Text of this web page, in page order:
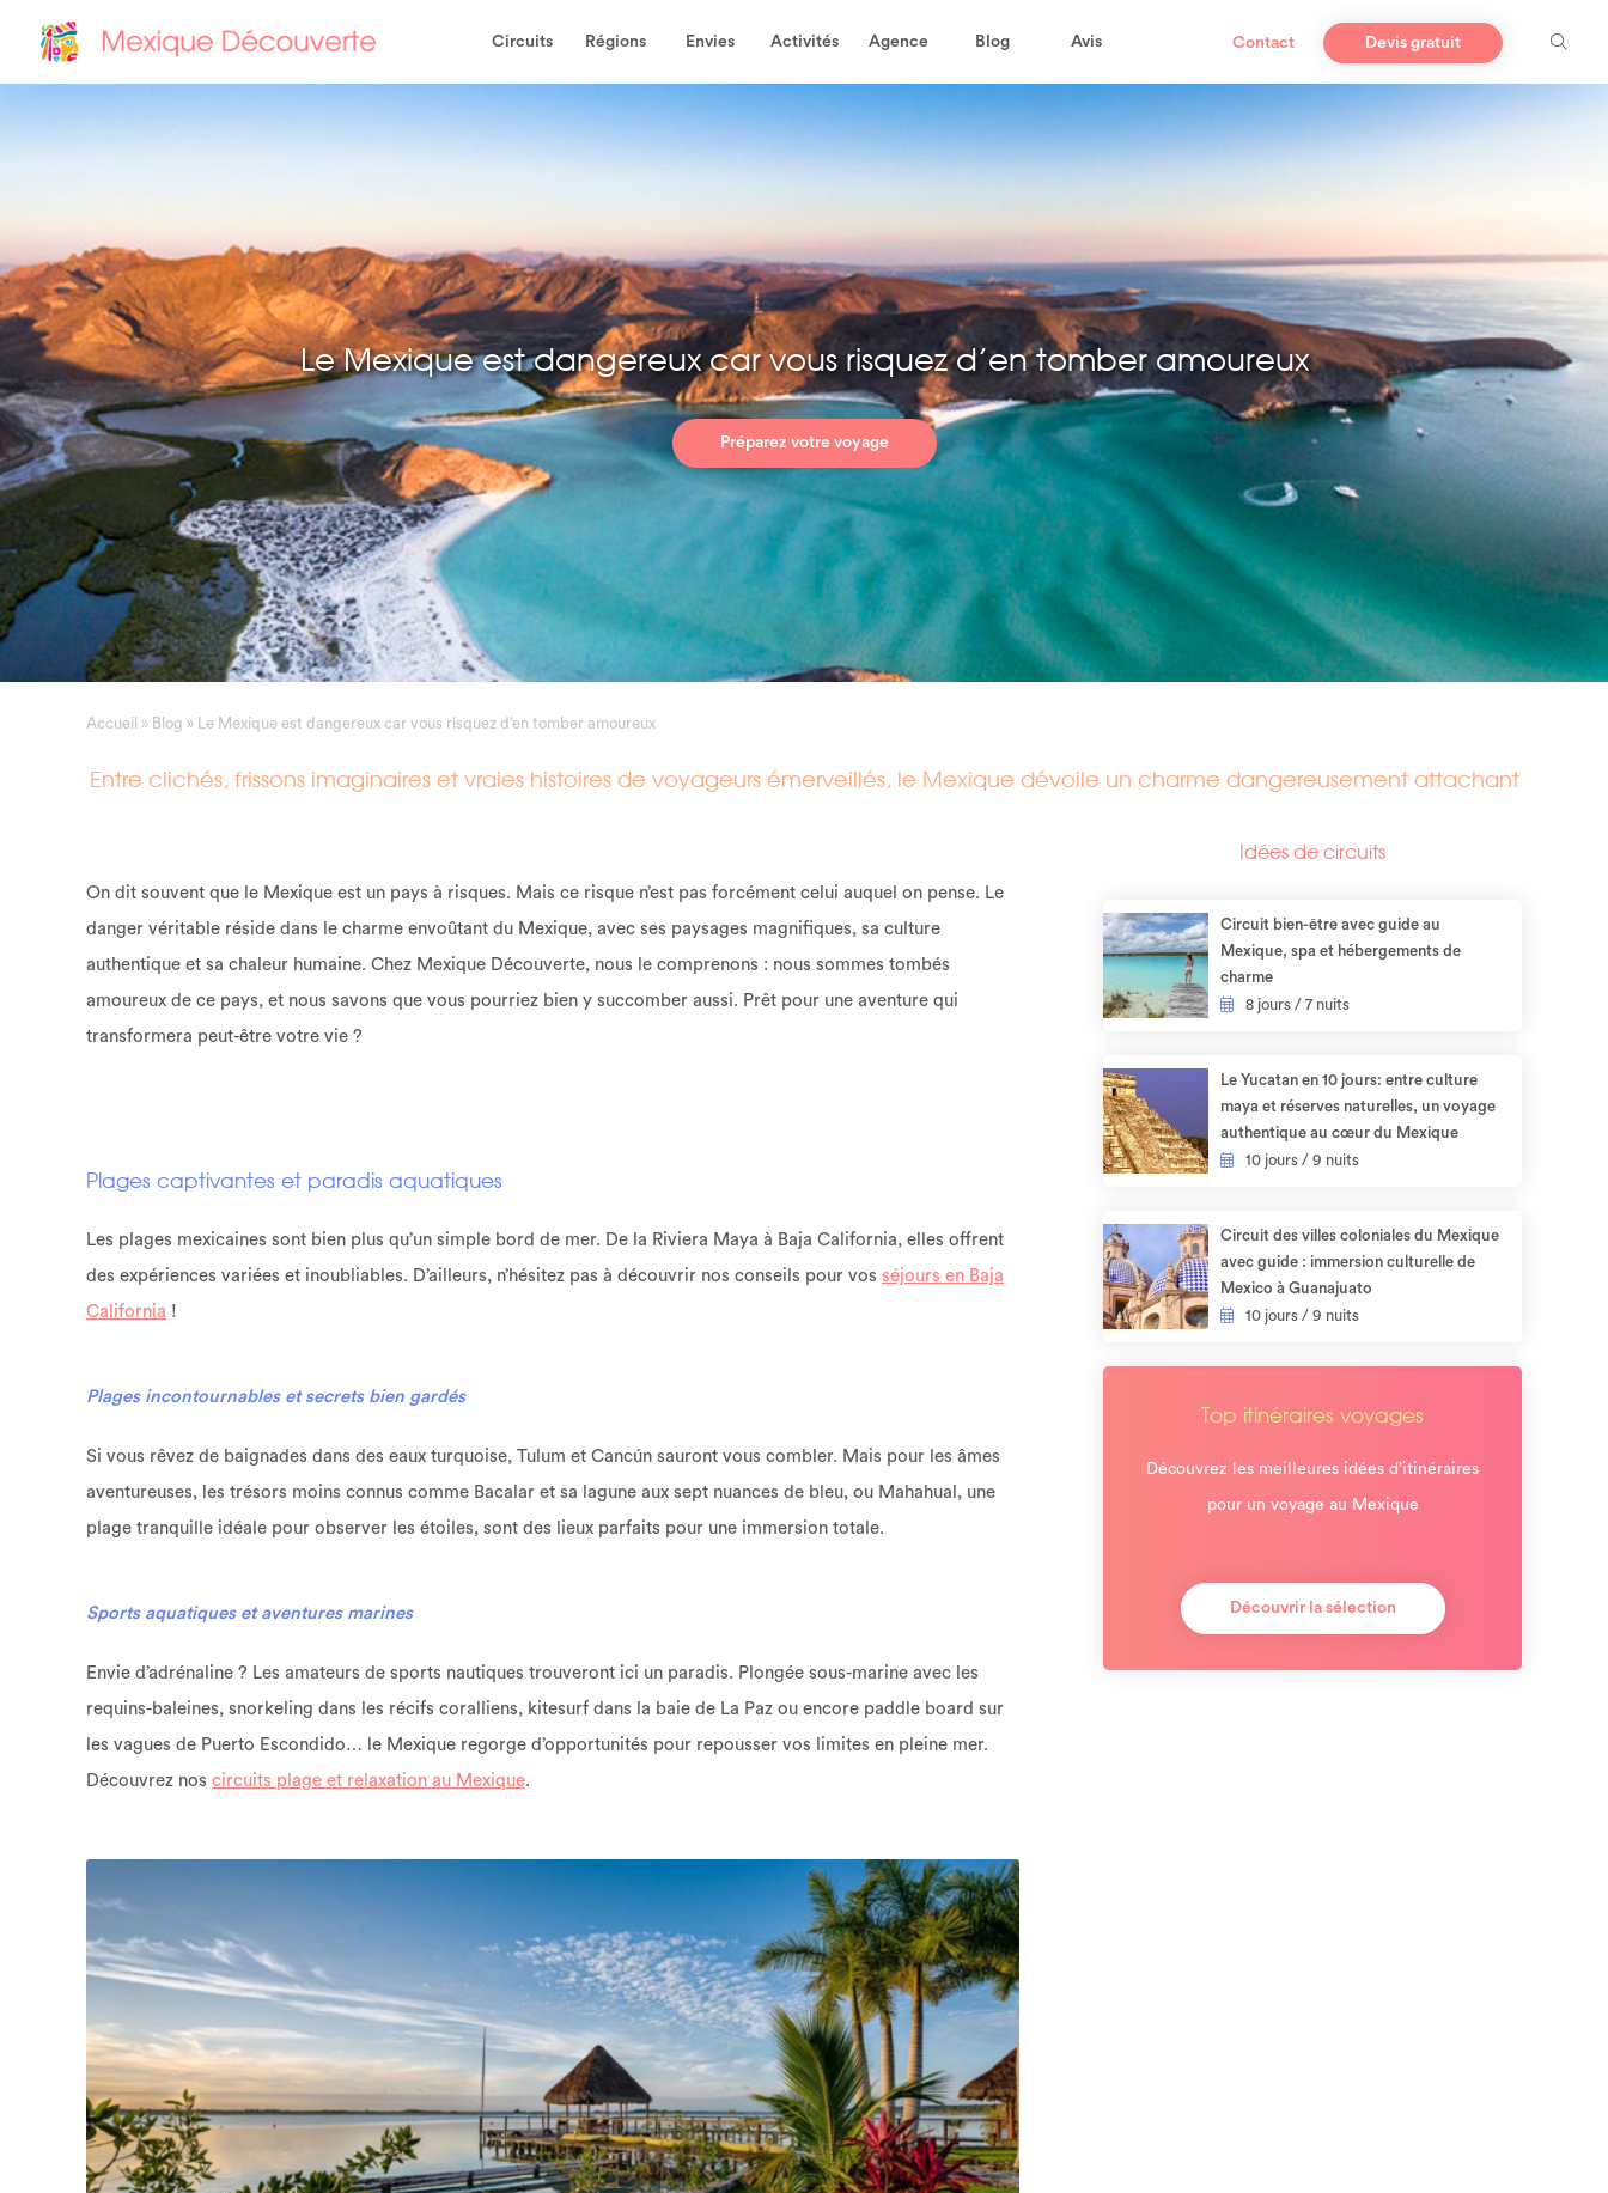
Circuits Régions Envies Activités Agence Blog Avis Contact Devis gratuit
Le Mexique est dangereux car vous risquez d’en tomber amoureux
Préparez votre voyage
Accueil » Blog » Le Mexique est dangereux car vous risquez d’en tomber amoureux
Entre clichés, frissons imaginaires et vraies histoires de voyageurs émerveillés, le Mexique dévoile un charme dangereusement attachant
On dit souvent que le Mexique est un pays à risques. Mais ce risque n’est pas forcément celui auquel on pense. Le
danger véritable réside dans le charme envoûtant du Mexique, avec ses paysages magnifiques, sa culture
authentique et sa chaleur humaine. Chez Mexique Découverte, nous le comprenons : nous sommes tombés
amoureux de ce pays, et nous savons que vous pourriez bien y succomber aussi. Prêt pour une aventure qui
transformera peut-être votre vie ?
Plages captivantes et paradis aquatiques
Les plages mexicaines sont bien plus qu’un simple bord de mer. De la Riviera Maya à Baja California, elles offrent
des expériences variées et inoubliables. D’ailleurs, n’hésitez pas à découvrir nos conseils pour vos séjours en Baja
California !
Plages incontournables et secrets bien gardés
Si vous rêvez de baignades dans des eaux turquoise, Tulum et Cancún sauront vous combler. Mais pour les âmes
aventureuses, les trésors moins connus comme Bacalar et sa lagune aux sept nuances de bleu, ou Mahahual, une
plage tranquille idéale pour observer les étoiles, sont des lieux parfaits pour une immersion totale.
Sports aquatiques et aventures marines
Envie d’adrénaline ? Les amateurs de sports nautiques trouveront ici un paradis. Plongée sous-marine avec les
requins-baleines, snorkeling dans les récifs coralliens, kitesurf dans la baie de La Paz ou encore paddle board sur
les vagues de Puerto Escondido… le Mexique regorge d’opportunités pour repousser vos limites en pleine mer.
Découvrez nos circuits plage et relaxation au Mexique.
Idées de circuits
Circuit bien-être avec guide au
Mexique, spa et hébergements de
charme
8 jours / 7 nuits
Le Yucatan en 10 jours: entre culture
maya et réserves naturelles, un voyage
authentique au cœur du Mexique
10 jours / 9 nuits
Circuit des villes coloniales du Mexique
avec guide : immersion culturelle de
Mexico à Guanajuato
10 jours / 9 nuits
Top itinéraires voyages
Découvrez les meilleures idées d’itinéraires
pour un voyage au Mexique
Découvrir la sélection